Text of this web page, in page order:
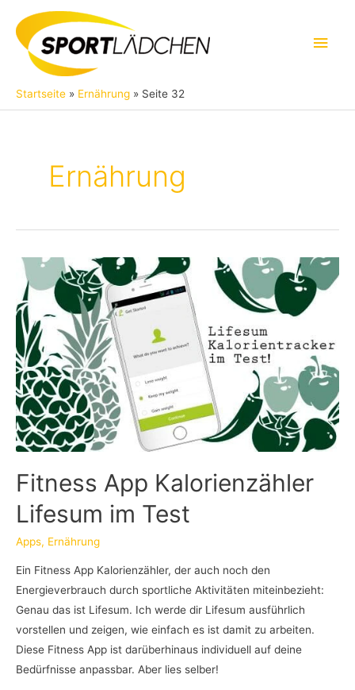
Inhalt
springen
Startseite Ernährung Seite 32
Ernährung
Fitness App Kalorienzähler
Lifesum im Test
Apps, Ernährung
Ein Fitness App Kalorienzähler, der auch noch den
Energieverbrauch durch sportliche Aktivitäten miteinbezieht:
Genau das ist Lifesum. Ich werde dir Lifesum ausführlich
vorstellen und zeigen, wie einfach es ist damit zu arbeiten.
Diese Fitness App ist darüberhinaus individuell auf deine
Bedürfnisse anpassbar. Aber lies selber!